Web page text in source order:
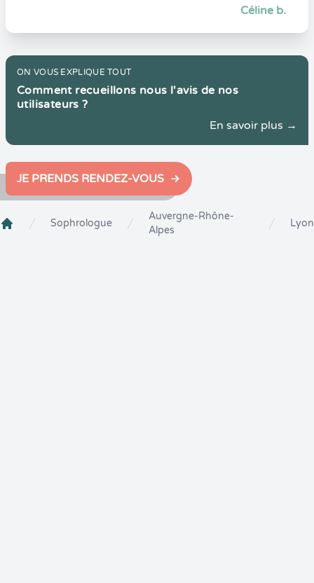
Céline b.
ON VOUS EXPLIQUE TOUT
Comment recueillons nous l'avis de nos
utilisateurs ?
En savoir plus →
JE PRENDS RENDEZ-VOUS
Sophrologue
Auvergne-Rhône-
Alpes
Lyon